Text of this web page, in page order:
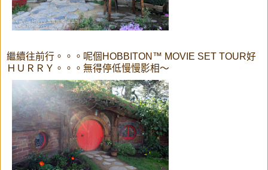
繼續往前行。。。呢個HOBBITON™ MOVIE SET TOUR好
ＨＵＲＲＹ。。。無得停低慢慢影相～